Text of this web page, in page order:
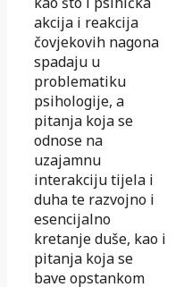
akcija i reakcija
čovjekovih nagona
spadaju u
problematiku
psihologije, a
pitanja koja se
odnose na
uzajamnu
interakciju tijela i
duha te razvojno i
esencijalno
kretanje duše, kao i
pitanja koja se
bave opstankom